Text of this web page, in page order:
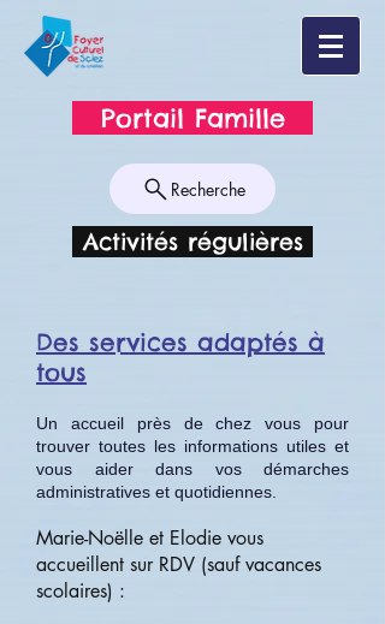
Portail Famille
Recherche
Activités régulières
Des services adaptés à
tous
Un accueil près de chez vous pour
trouver toutes les informations utiles et
vous aider dans vos démarches
administratives et quotidiennes.
Marie-Noëlle et Elodie vous
accueillent sur RDV (sauf vacances
scolaires) :